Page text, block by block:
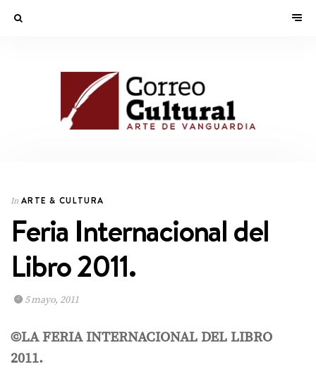
In ARTE & CULTURA
Feria Internacional del
Libro 2011.
5 mayo, 2011
©LA FERIA INTERNACIONAL DEL LIBRO
2011.